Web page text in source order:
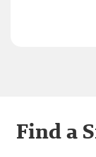
Find a